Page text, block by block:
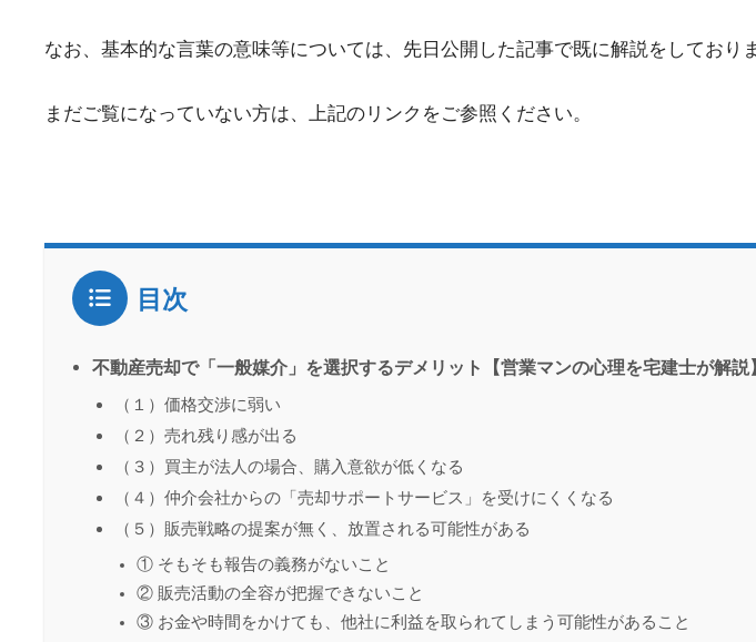
なお、基本的な言葉の意味等については、先日公開した記事で既に解説をしており
まだご覧になっていない方は、上記のリンクをご参照ください。
目次
不動産売却で「一般媒介」を選択するデメリット【営業マンの心理を宅建士が解説】
（１）価格交渉に弱い
（２）売れ残り感が出る
（３）買主が法人の場合、購入意欲が低くなる
（４）仲介会社からの「売却サポートサービス」を受けにくくなる
（５）販売戦略の提案が無く、放置される可能性がある
① そもそも報告の義務がないこと
② 販売活動の全容が把握できないこと
③ お金や時間をかけても、他社に利益を取られてしまう可能性があること